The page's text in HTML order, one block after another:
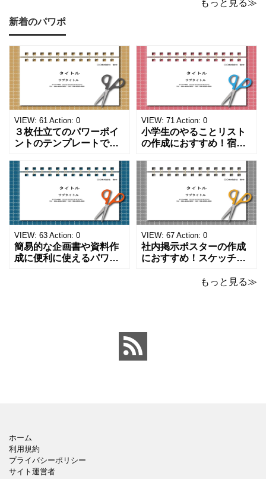
もっと見る≫
新着のパワポ
VIEW: 61 Action: 0
３枚仕立てのパワーポイ
ントのテンプレートで
ペンのワンポイントイラ
ストが描かれています。
ご案内やお知らせなど簡
単な資料を時短で作成で
きる便利なフォーマット
になります。 文房具好き
の方、掲示ポスターを作
成をされたい方におす
VIEW: 71 Action: 0
小学生のやることリスト
の作成におすすめ！宿題
事をまとめたい時のフォ
ーマットにおすすめしま
す。 ノートタイプのフォ
ーマットで文字入れをし
やすく、壁に貼ってもか
わいいデザインです。お
子さんが見てもテンショ
ンが上がるテンプレ
VIEW: 63 Action: 0
簡易的な企画書や資料作
成に便利に使えるパワー
VIEW: 67 Action: 0
社内掲示ポスターの作成
におすすめ！スケッチブ
なパワーポイントのテン
トにおすすめします。 ダ
ウンロードしてテキス
もっと見る≫
ホーム
利用規約
プライバシーポリシー
サイト運営者